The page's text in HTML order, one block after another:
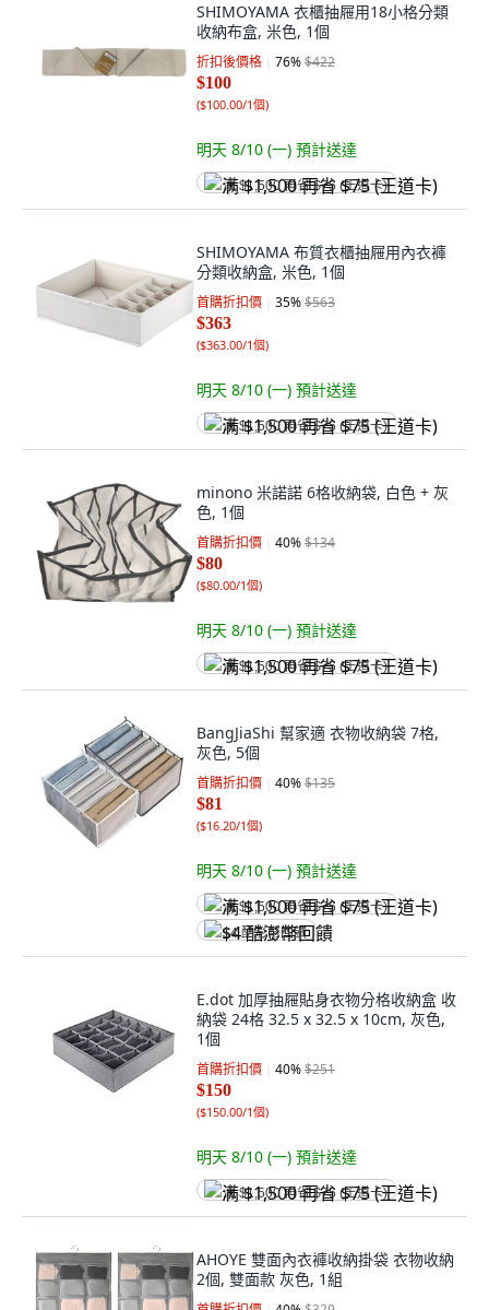
SHIMOYAMA 衣櫃抽屜用18小格分類
收納布盒, 米色, 1個
折扣後價格 76%$422
$100
($100.00/1個)
明天 8/10 (一) 預計送達
满 $1,500 再省 $75 (王道卡)
SHIMOYAMA 布質衣櫃抽屜用內衣褲
分類收納盒, 米色, 1個
首購折扣價 35%$563
$363
($363.00/1個)
明天 8/10 (一) 預計送達
满 $1,500 再省 $75 (王道卡)
minono 米諾諾 6格收納袋, 白色 + 灰
色, 1個
首購折扣價 40%$134
$80
($80.00/1個)
明天 8/10 (一) 預計送達
满 $1,500 再省 $75 (王道卡)
BangJiaShi 幫家適 衣物收納袋 7格,
灰色, 5個
首購折扣價 40%$135
$81
($16.20/1個)
明天 8/10 (一) 預計送達
满 $1,500 再省 $75 (王道卡)
$4 酷澎幣回饋
E.dot 加厚抽屜貼身衣物分格收納盒 收
納袋 24格 32.5 x 32.5 x 10cm, 灰色,
1個
首購折扣價 40%$251
$150
($150.00/1個)
明天 8/10 (一) 預計送達
满 $1,500 再省 $75 (王道卡)
AHOYE 雙面內衣褲收納掛袋 衣物收納
2個, 雙面款 灰色, 1組